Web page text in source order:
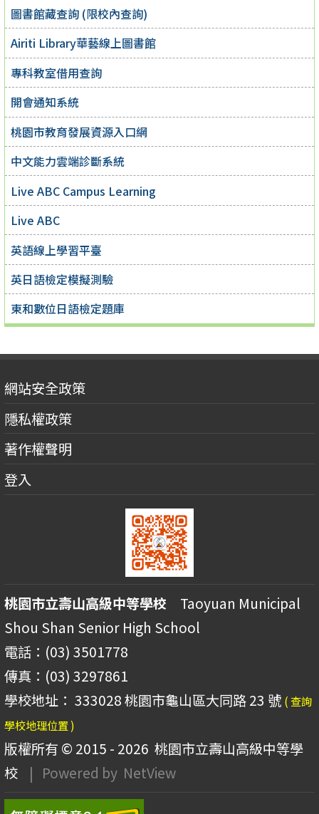
圖書館藏查詢 (限校內查詢)
Airiti Library華藝線上圖書館
專科教室借用查詢
開會通知系統
桃園市教育發展資源入口網
中文能力雲端診斷系統
Live ABC Campus Learning
Live ABC
英語線上學習平臺
英日語檢定模擬測驗
東和數位日語檢定題庫
網站安全政策
隱私權政策
著作權聲明
登入
桃園市立壽山高級中等學校 Taoyuan Municipal
Shou Shan Senior High School
電話：(03) 3501778
傳真：(03) 3297861
學校地址： 333028 桃園市龜山區大同路 23 號 ( 查詢
學校地理位置 )
版權所有 © 2015 - 2026 桃園市立壽山高級中等學
校
| Powered by NetView